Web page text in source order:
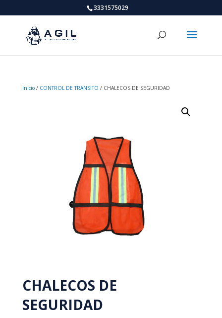
3331575029
Inicio/ CONTROL DE TRANSITO / CHALECOS DE SEGURIDAD
CHALECOS DE
SEGURIDAD